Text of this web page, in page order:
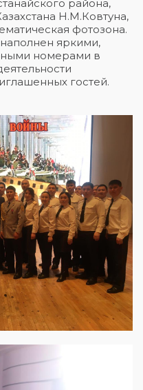
района,
Н.М.Ковтуна,
фотозона.
яркими,
номерами в
гостей.